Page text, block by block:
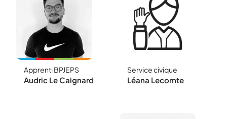
Apprenti BPJEPS
Audric Le Caignard
Accompagnement
du projet socio-
Service civique
Léana Lecomte